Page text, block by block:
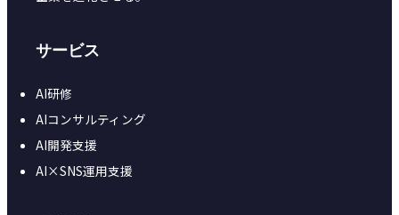
サービス
AI研修
AIコンサルティング
AI開発支援
AI×SNS運用支援